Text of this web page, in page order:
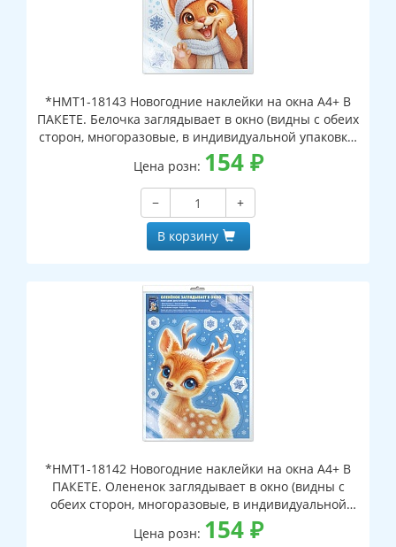
*НМТ1-18143 Новогодние наклейки на окна А4+ В
ПАКЕТЕ. Белочка заглядывает в окно (видны с обеих
сторон, многоразовые, в индивидуальной упаковке,
с европодвесом и клеевым клапаном)
Цена розн: 154₽
−
+
В корзину
*НМТ1-18142 Новогодние наклейки на окна А4+ В
ПАКЕТЕ. Олененок заглядывает в окно (видны с
обеих сторон, многоразовые, в индивидуальной
упаковке, с европодвесом и клеевым клапаном)
Цена розн: 154₽